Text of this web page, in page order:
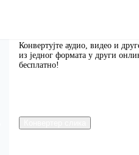
Конвертујте аудио, видео и
из једног формата у други
бесплатно!